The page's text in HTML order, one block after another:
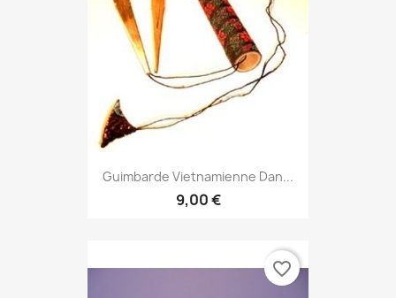
Guimbarde Vietnamienne Dan...
9,00 €
favorite_border